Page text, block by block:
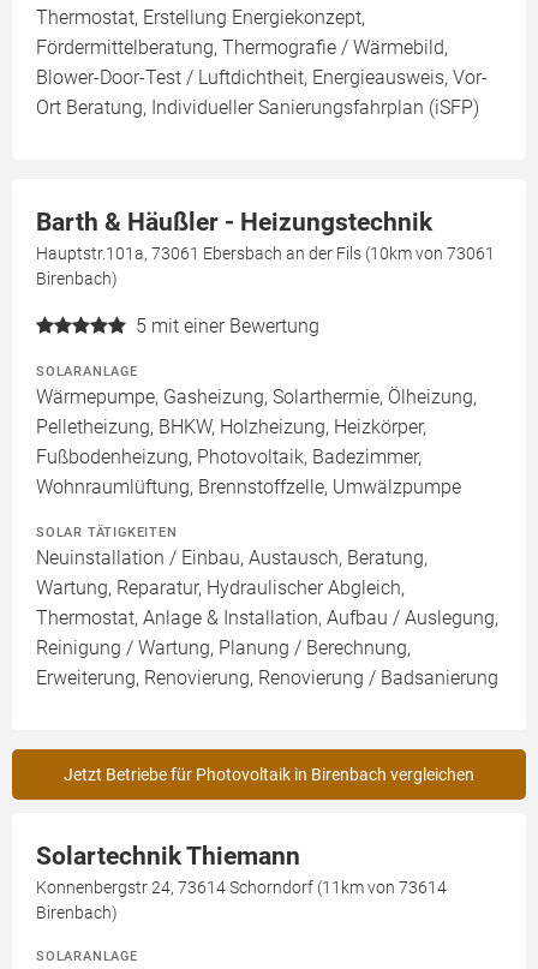
Thermostat, Erstellung Energiekonzept,
Fördermittelberatung, Thermografie / Wärmebild,
Blower-Door-Test / Luftdichtheit, Energieausweis, Vor-
Ort Beratung, Individueller Sanierungsfahrplan (iSFP)
Barth & Häußler - Heizungstechnik
Hauptstr.101a, 73061 Ebersbach an der Fils (10km von 73061
Birenbach)
5 mit einer Bewertung
SOLARANLAGE
Wärmepumpe, Gasheizung, Solarthermie, Ölheizung,
Pelletheizung, BHKW, Holzheizung, Heizkörper,
Fußbodenheizung, Photovoltaik, Badezimmer,
Wohnraumlüftung, Brennstoffzelle, Umwälzpumpe
SOLAR TÄTIGKEITEN
Neuinstallation / Einbau, Austausch, Beratung,
Wartung, Reparatur, Hydraulischer Abgleich,
Thermostat, Anlage & Installation, Aufbau / Auslegung,
Reinigung / Wartung, Planung / Berechnung,
Erweiterung, Renovierung, Renovierung / Badsanierung
Jetzt Betriebe für Photovoltaik in Birenbach vergleichen
Solartechnik Thiemann
Konnenbergstr 24, 73614 Schorndorf (11km von 73614
Birenbach)
SOLARANLAGE